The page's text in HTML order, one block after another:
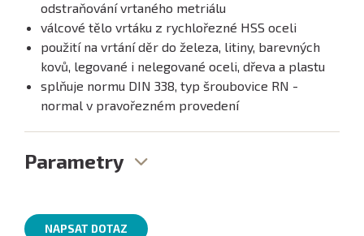
odstraňování vrtaného metriálu
válcové tělo vrtáku z rychlořezné HSS oceli
použití na vrtání děr do železa, litiny, barevných
kovů, legované i nelegované oceli, dřeva a plastu
splňuje normu DIN 338, typ šroubovice RN -
normal v pravořezném provedení
Parametry
NAPSAT DOTAZ